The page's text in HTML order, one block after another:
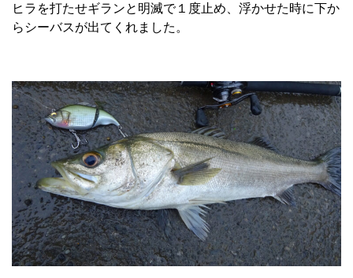
ヒラを打たせギランと明滅で１度止め、浮かせた時に下か
らシーバスが出てくれました。